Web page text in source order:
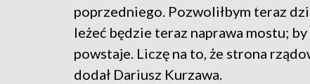
poprzedniego. Pozwoliłbym teraz
leżeć będzie teraz naprawa mostu;
powstaje. Liczę na to, że strona
dodał Dariusz Kurzawa.